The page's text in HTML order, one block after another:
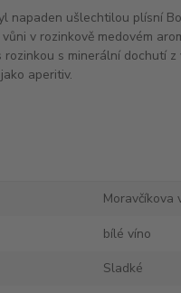
napaden ušlechtilou plísní
v rozinkově medovém
rozinkou s minerální dochutí
aperitiv.
Moravčíkova
bílé víno
Sladké